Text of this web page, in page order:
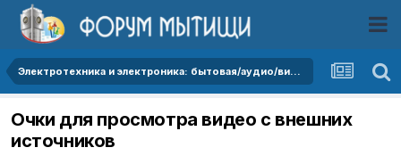
Электротехника и электроника: бытовая/аудио/видео/фото/телефонная/компьютерная и т.п.
Очки для просмотра видео с внешних
источников